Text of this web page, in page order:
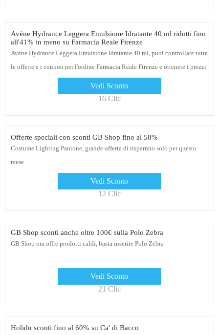
Avène Hydrance Leggera Emulsione Idratante 40 ml ridotti fino
all'41% in meno su Farmacia Reale Firenze
Avène Hydrance Leggera Emulsione Idratante 40 ml, puoi controllare tutte
le offerte e i coupon per l'ordine Farmacia Reale Firenze e ottenere i prezzi
Vedi Sconto
16 Clic
Offerte speciali con sconti GB Shop fino al 58%
Costume Lighting Pantone, grande offerta di risparmio solo per questo
mese
Vedi Sconto
12 Clic
GB Shop sconti anche oltre 100€ sulla Polo Zebra
GB Shop ora offre prodotti caldi, basta inserire Polo Zebra
Vedi Sconto
21 Clic
Holidu sconti fino al 60% su Ca' di Bacco